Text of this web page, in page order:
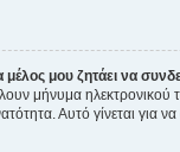
μου ζητάει να
μήνυμα
Αυτό γίνεται